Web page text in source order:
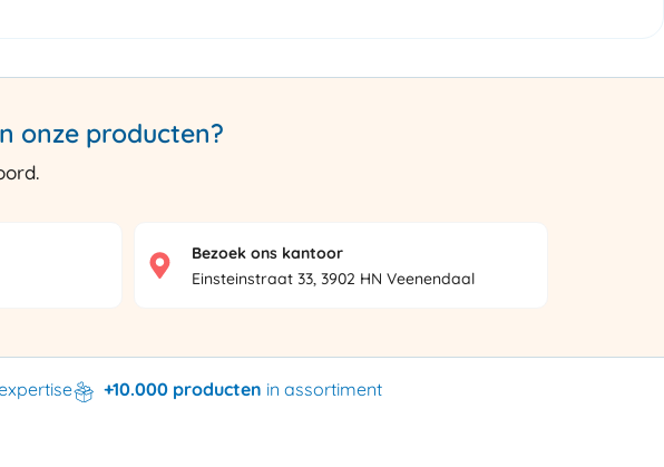
onze producten?
Bezoek ons kantoor
Einsteinstraat 33, 3902 HN Veenendaal
+10.000 producten in assortiment